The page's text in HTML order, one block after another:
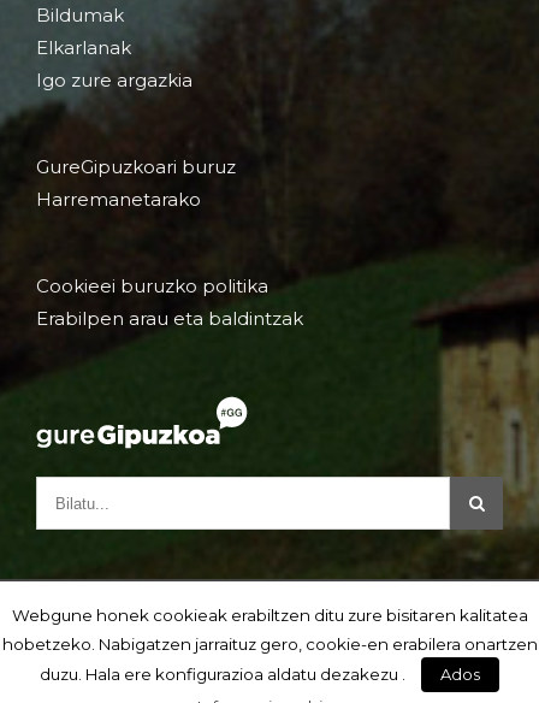
Bildumak
Elkarlanak
Igo zure argazkia
GureGipuzkoari buruz
Harremanetarako
Cookieei buruzko politika
Erabilpen arau eta baldintzak
Webgune honek cookieak erabiltzen ditu zure bisitaren kalitatea
hobetzeko. Nabigatzen jarraituz gero, cookie-en erabilera onartzen
duzu. Hala ere konfigurazioa aldatu dezakezu .
Ados